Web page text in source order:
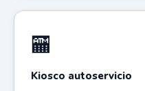
🏧
Kiosco autoservicio